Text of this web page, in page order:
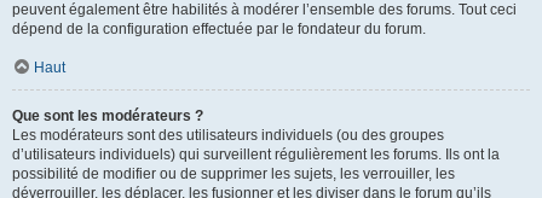
peuvent également être habilités à modérer l’ensemble des forums. Tout ceci
dépend de la configuration effectuée par le fondateur du forum.
Haut
Que sont les modérateurs ?
Les modérateurs sont des utilisateurs individuels (ou des groupes
d’utilisateurs individuels) qui surveillent régulièrement les forums. Ils ont la
possibilité de modifier ou de supprimer les sujets, les verrouiller, les
déverrouiller, les déplacer, les fusionner et les diviser dans le forum qu’ils